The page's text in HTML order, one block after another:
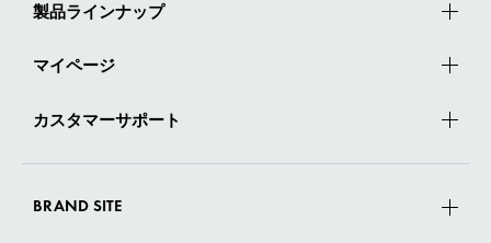
製品ラインナップ
マイページ
カスタマーサポート
BRAND SITE